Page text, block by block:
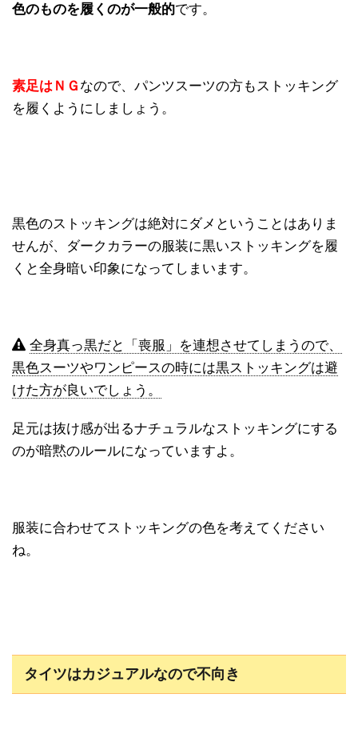
色のものを履くのが一般的です。
素足はＮＧ なので、パンツスーツの方もストッキング
を履くようにしましょう。
黒色のストッキングは絶対にダメということはありま
せんが、ダークカラーの服装に黒いストッキングを履
くと全身暗い印象になってしまいます。
全身真っ黒だと「喪服」を連想させてしまうので、
黒色スーツやワンピースの時には黒ストッキングは避
けた方が良いでしょう。
足元は抜け感が出るナチュラルなストッキングにする
のが暗黙のルールになっていますよ。
服装に合わせてストッキングの色を考えてください
ね。
タイツはカジュアルなので不向き